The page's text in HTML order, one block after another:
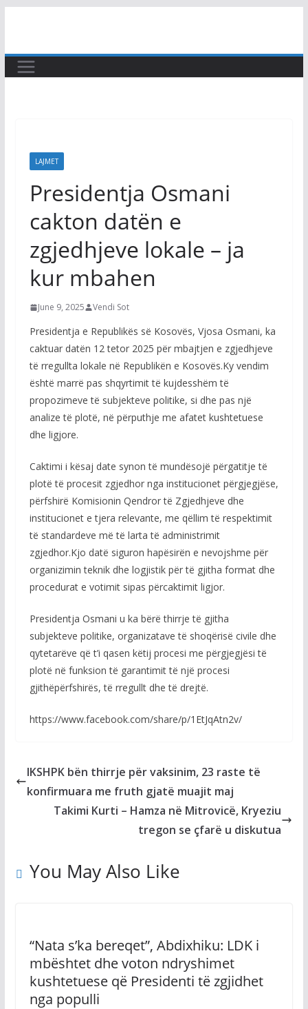
content
LAJMET
Presidentja Osmani
cakton datën e
zgjedhjeve lokale – ja
kur mbahen
June 9, 2025 Vendi Sot
Presidentja e Republikës së Kosovës, Vjosa Osmani, ka
caktuar datën 12 tetor 2025 për mbajtjen e zgjedhjeve
të rregullta lokale në Republikën e Kosovës.Ky vendim
është marrë pas shqyrtimit të kujdesshëm të
propozimeve të subjekteve politike, si dhe pas një
analize të plotë, në përputhje me afatet kushtetuese
dhe ligjore.
Caktimi i kësaj date synon të mundësojë përgatitje të
plotë të procesit zgjedhor nga institucionet përgjegjëse,
përfshirë Komisionin Qendror të Zgjedhjeve dhe
institucionet e tjera relevante, me qëllim të respektimit
të standardeve më të larta të administrimit
zgjedhor.Kjo datë siguron hapësirën e nevojshme për
organizimin teknik dhe logjistik për të gjitha format dhe
procedurat e votimit sipas përcaktimit ligjor.
Presidentja Osmani u ka bërë thirrje të gjitha
subjekteve politike, organizatave të shoqërisë civile dhe
qytetarëve që t’i qasen këtij procesi me përgjegjësi të
plotë në funksion të garantimit të një procesi
gjithëpërfshirës, të rregullt dhe të drejtë.
https://www.facebook.com/share/p/1EtJqAtn2v/
IKSHPK bën thirrje për vaksinim, 23 raste të
konfirmuara me fruth gjatë muajit maj
Takimi Kurti – Hamza në Mitrovicë, Kryeziu
tregon se çfarë u diskutua
You May Also Like
“Nata s’ka bereqet”, Abdixhiku: LDK i
mbështet dhe voton ndryshimet
kushtetuese që Presidenti të zgjidhet
nga populli